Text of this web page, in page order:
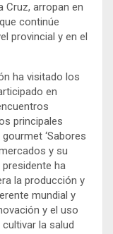
Cruz, arropan en
continúe
provincial y en el
ha visitado los
en
principales
‘Sabores
y su
ha
la producción y
mundial y
y el uso
la salud